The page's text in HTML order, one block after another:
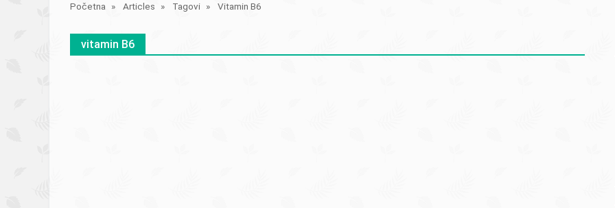
Početna Articles Tagovi Vitamin B6
vitamin B6